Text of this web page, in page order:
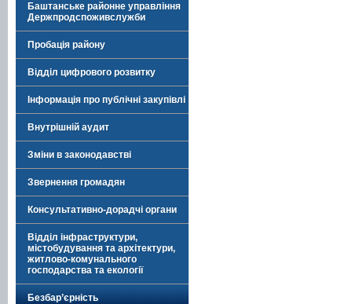
Баштанське районне управління
Держпродспоживслужби
Пробація району
Відділ цифрового розвитку
Інформація про публічні закупівлі
Внутрішній аудит
Зміни в законодавстві
Звернення громадян
Консультативно-дорадчі органи
Відділ інфраструктури,
містобудування та архітектури,
житлово-комунального
господарства та екології
Безбар’єрність